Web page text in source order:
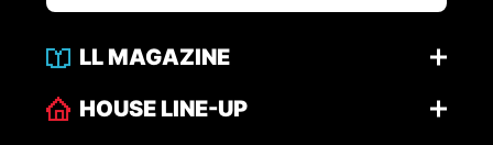
LL MAGAZINE
HOUSE LINE-UP